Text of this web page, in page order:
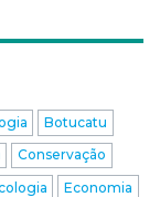
Botucatu
Conservação
Economia